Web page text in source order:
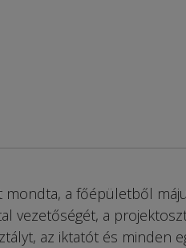
a főépületből
vezetőségét, a
az iktatót és minden